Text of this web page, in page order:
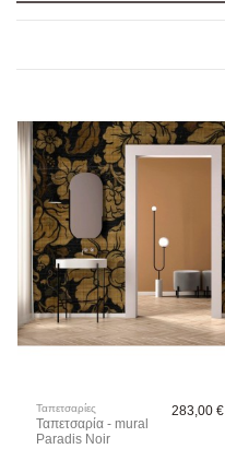
Ταπετσαρίες
Ταπετσαρία - mural
Paradis Noir
283,00 €